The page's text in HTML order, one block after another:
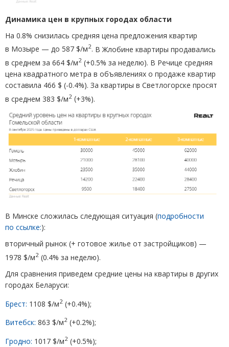
Динамика цен в крупных городах области
На 0.8% снизилась средняя цена предложения квартир
в Мозыре — до 587 $/м2. В Жлобине квартиры продавались
в среднем за 664 $/м2 (+0.5% за неделю). В Речице средняя
цена квадратного метра в объявлениях о продаже квартир
составила 466 $ (-0.4%). За квартиры в Светлогорске просят
в среднем 383 $/м2 (+3%).
В Минске сложилась следующая ситуация (подробности
по ссылке:):
вторичный рынок (+ готовое жилье от застройщиков) —
1978 $/м2 (0.4% за неделю).
Для сравнения приведем средние цены на квартиры в других
городах Беларуси:
Брест: 1108 $/м2 (+0.4%);
Витебск: 863 $/м2 (+0.2%);
Гродно: 1017 $/м2 (+0.5%);